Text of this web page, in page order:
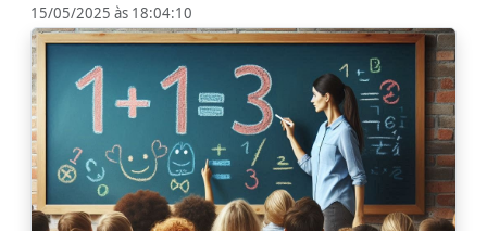
15/05/2025 às 18:04:10